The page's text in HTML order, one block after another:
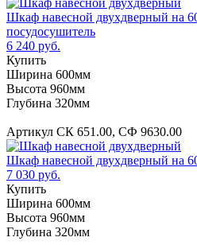
Шкаф навесной двухдверный на
посудосушитель
6 240 руб.
Купить
Ширина 600мм
Высота 960мм
Глубина 320мм
Артикул СК 651.00, СФ 9630.00
Шкаф навесной двухдверный на
7 030 руб.
Купить
Ширина 600мм
Высота 960мм
Глубина 320мм